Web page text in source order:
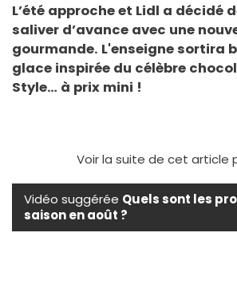
L’été approche et Lidl a décidé
saliver d’avance avec une
gourmande. L'enseigne sortira
glace inspirée du célèbre
Style… à prix mini !
Voir la suite de cet article
Vidéo suggérée Quels sont les
saison en août ?